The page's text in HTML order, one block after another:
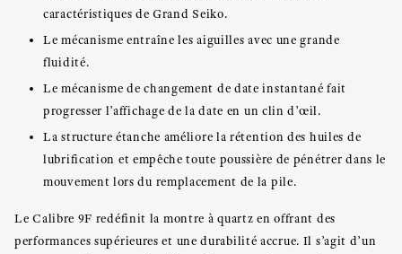
caractéristiques de Grand Seiko.
Le mécanisme entraîne les aiguilles avec une grande
fluidité.
Le mécanisme de changement de date instantané fait
progresser l’affichage de la date en un clin d’œil.
La structure étanche améliore la rétention des huiles de
lubrification et empêche toute poussière de pénétrer dans le
mouvement lors du remplacement de la pile.
Le Calibre 9F redéfinit la montre à quartz en offrant des
performances supérieures et une durabilité accrue. Il s’agit d’un